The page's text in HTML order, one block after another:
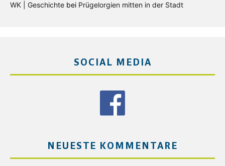
WK | Geschichte bei Prügelorgien mitten in der Stadt
SOCIAL MEDIA
NEUESTE KOMMENTARE